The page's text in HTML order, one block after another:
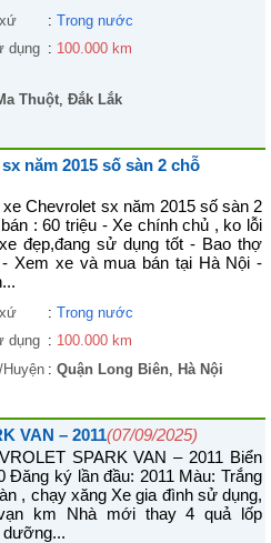
: Trong nước
dụng : 100.000 km
Thuột, Đắk Lắk
năm 2015 số sàn 2 chỗ
Chevrolet sx năm 2015 số sàn 2
: 60 triệu - Xe chính chủ , ko lỗi
đẹp,đang sử dụng tốt - Bao thợ
Xem xe và mua bán tại Hà Nội -
: Trong nước
dụng : 100.000 km
Huyện : Quận Long Biên, Hà Nội
VAN – 2011(07/09/2025)
SPARK VAN – 2011 Biển
Đăng ký lần đầu: 2011 Màu: Trắng
, chạy xăng Xe gia đình sử dụng,
km Nhà mới thay 4 quả lốp
dưỡng...